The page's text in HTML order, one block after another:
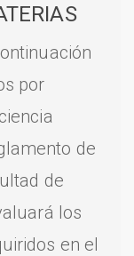
por
de
de
los
en el